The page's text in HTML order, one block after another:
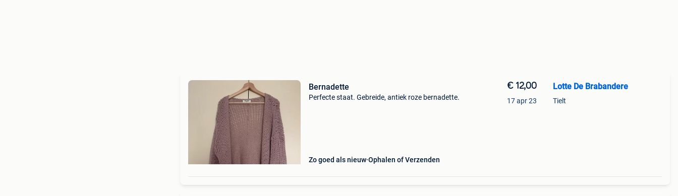
Bernadette
Perfecte staat. Gebreide, antiek roze bernadette.
Zo goed als nieuw Ophalen of Verzenden
€ 12,00
17 apr 23
Lotte De Brabandere
Tielt